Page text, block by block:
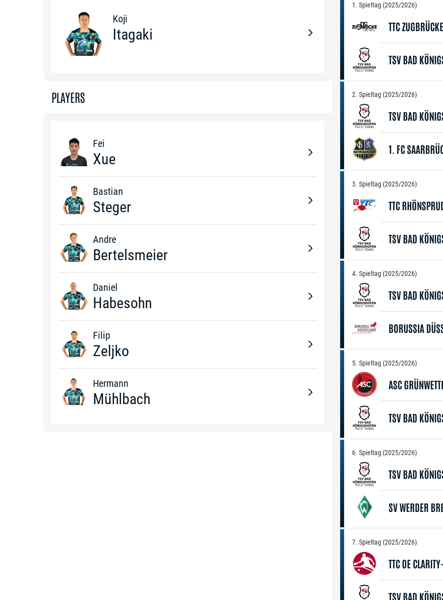
Koji
Itagaki
PLAYERS
Fei
Xue
Bastian
Steger
Andre
Bertelsmeier
Daniel
Habesohn
Filip
Zeljko
Hermann
Mühlbach
1. Spieltag (2025/2026)
TTC
TSV BAD
2. Spieltag (2025/2026)
TSV BAD
1. FC
3. Spieltag (2025/2026)
TTC
TSV BAD
4. Spieltag (2025/2026)
TSV BAD
BORUSSIA
5. Spieltag (2025/2026)
ASC
TSV BAD
6. Spieltag (2025/2026)
TSV BAD
SV WERDER
7. Spieltag (2025/2026)
TTC OE
TSV BAD